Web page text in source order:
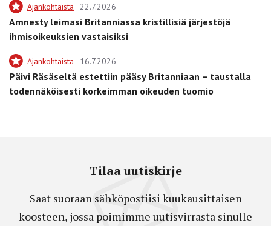
Ajankohtaista 22.7.2026
Amnesty leimasi Britanniassa kristillisiä järjestöjä
ihmisoikeuksien vastaisiksi
Ajankohtaista 16.7.2026
Päivi Räsäseltä estettiin pääsy Britanniaan – taustalla
todennäköisesti korkeimman oikeuden tuomio
Tilaa uutiskirje
Saat suoraan sähköpostiisi kuukausittaisen
koosteen, jossa poimimme uutisvirrasta sinulle